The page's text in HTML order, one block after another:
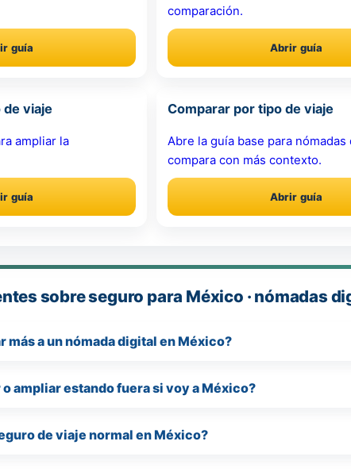
guía
comparación.
Abrir guía
de viaje
ampliar la
guía
Comparar por tipo de viaje
Abre la guía base para
compara con más contexto.
Abrir guía
sobre seguro para México · nómadas
más a un nómada digital en México?
ampliar estando fuera si voy a México?
de viaje normal en México?